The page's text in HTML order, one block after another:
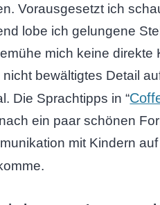
Vorausgesetzt ich
lobe ich gelungene
mich keine direkte
bewältigtes Detail
Die Sprachtipps in “
ein paar schönen
mit Kindern